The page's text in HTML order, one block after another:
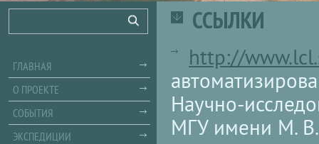
ССЫЛКИ
http://
Научно-
МГУ имени М.
Поиск
ГЛАВНАЯ
О ПРОЕКТЕ
СОБЫТИЯ
ЭКСПЕДИЦИИ